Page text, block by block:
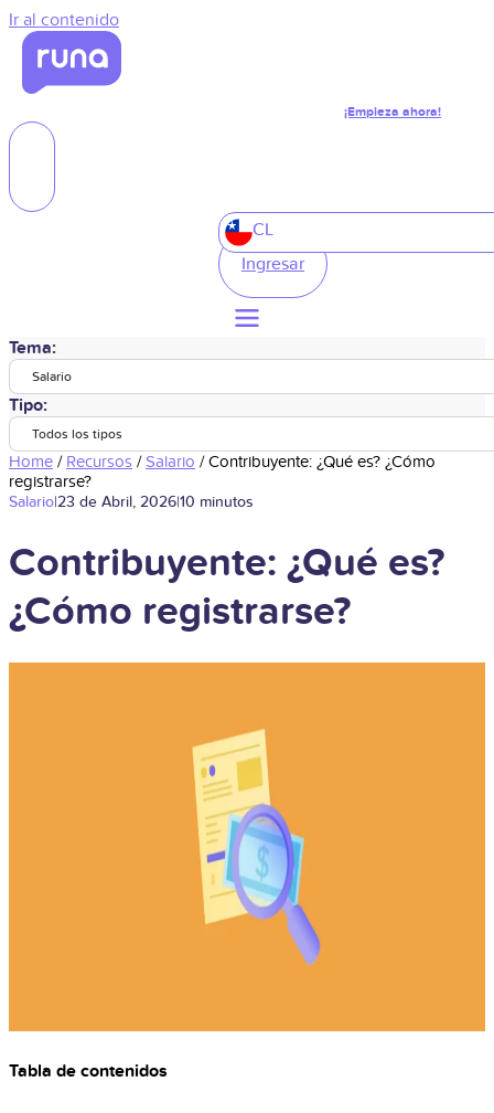
Ir al contenido
¡Empieza ahora!
CL
Ingresar
Tema:
Salario
Tipo:
Todos los tipos
Home / Recursos /Salario /Contribuyente: ¿Qué es? ¿Cómo
registrarse?
Salario|23 de Abril, 2026|10 minutos
Contribuyente: ¿Qué es?
¿Cómo registrarse?
Tabla de contenidos